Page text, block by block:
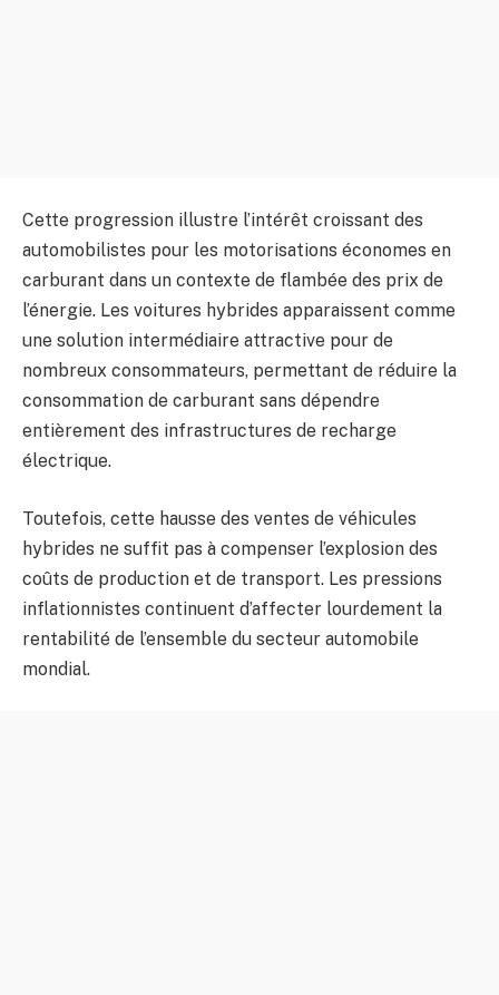
Cette progression illustre l’intérêt croissant des
automobilistes pour les motorisations économes en
carburant dans un contexte de flambée des prix de
l’énergie. Les voitures hybrides apparaissent comme
une solution intermédiaire attractive pour de
nombreux consommateurs, permettant de réduire la
consommation de carburant sans dépendre
entièrement des infrastructures de recharge
électrique.
Toutefois, cette hausse des ventes de véhicules
hybrides ne suffit pas à compenser l’explosion des
coûts de production et de transport. Les pressions
inflationnistes continuent d’affecter lourdement la
rentabilité de l’ensemble du secteur automobile
mondial.